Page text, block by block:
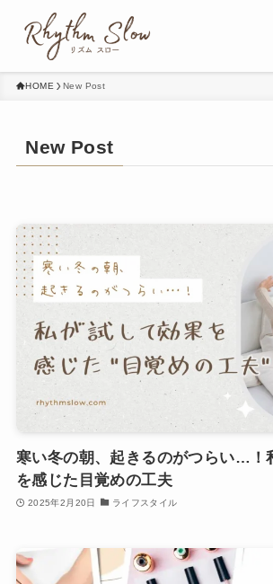
HOME New Post
New Post
寒い冬の朝、起きるのがつらい…！
を感じた目覚めの工夫
2025年2月20日 ライフスタイル